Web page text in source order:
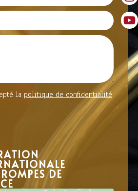
la politique de confidentialité
DE